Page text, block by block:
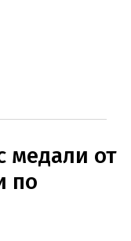
медали от
по